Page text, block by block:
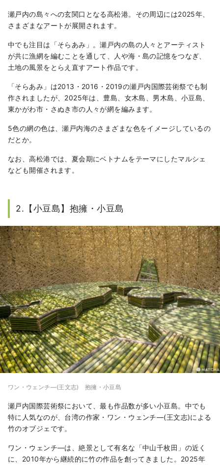
瀬戸内の島々への玄関口となる高松港。その周辺には2025年、
さまざまなアートが展開されます。
中でも注目は「そらあみ」。瀬戸内の島の人々とアーティスト
が共に漁網を編むことを通して、人や海・島の記憶をつなぎ、
土地の風景をとらえ直すアート作品です。
「そらあみ」は2013・2016・2019の瀬戸内国際芸術祭でも制
作されましたが、2025年は、豊島、女木島、男木島、小豆島、
東かがわ市・さぬき市の人々が網を編みます。
5色の網の色は、瀬戸内海のさまざまな色をイメージしているの
だとか。
なお、高松港では、夏会期にベトナムをテーマにしたマルシェ
なども開催されます。
2.【小豆島】抱擁・小豆島
ワン・ウェンチ―(王文志) 抱擁・小豆島
瀬戸内国際芸術祭において、最も作品数が多い小豆島。中でも
特に人気なのが、台湾の作家・ワン・ウェンチ―(王文志)による
竹のオブジェです。
ワン・ウェンチ―は、絶景として有名な「中山千枚田」の近く
に、2010年から継続的に竹の作品を創ってきました。2025年